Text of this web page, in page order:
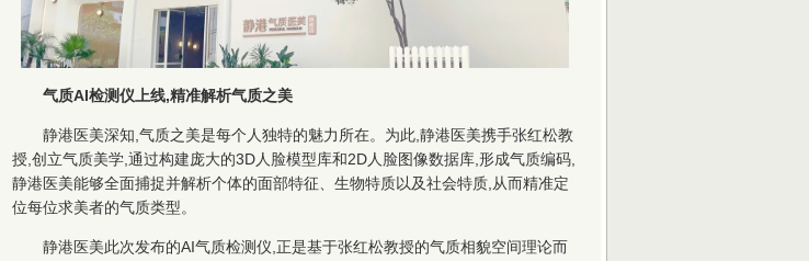
气质AI检测仪上线,精准解析气质之美
静港医美深知,气质之美是每个人独特的魅力所在。为此,静港医美携手张红松教
授,创立气质美学,通过构建庞大的3D人脸模型库和2D人脸图像数据库,形成气质编码,
静港医美能够全面捕捉并解析个体的面部特征、生物特质以及社会特质,从而精准定
位每位求美者的气质类型。
静港医美此次发布的AI气质检测仪,正是基于张红松教授的气质相貌空间理论而